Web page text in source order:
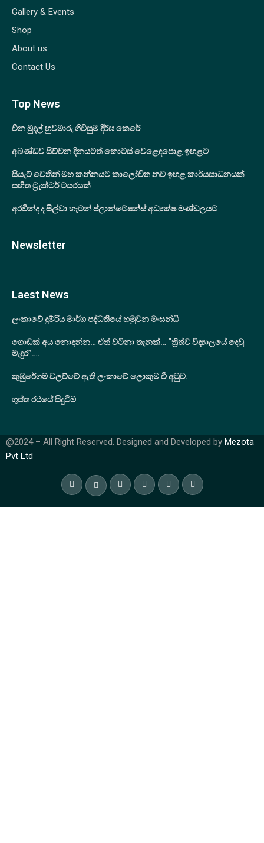
Gallery & Events
Shop
About us
Contact Us
Top News
චීන මුදල් හුවමාරු ගිවිසුම දීර්ඝ කෙරේ
අඛණ්ඩව සිව්වන දිනයටත් කොටස් වෙළෙඳපොළ ඉහළට
සියැට් වෙතින් මහ කන්නයට කාලෝචිත නව ඉහළ කාර්යසාධනයක්
සහිත ට්‍රැක්ටර් ටයරයක්
අරවින්ද ද සිල්වා හැටන් ප්ලාන්ටේෂන්ස් අධ්‍යක්ෂ මණ්ඩලයට
Newsletter
Laest News
ලංකාවේ දුම්රිය මාර්ග පද්ධතියේ හමුවන මංසන්ධි
ගොඩක් අය නොදන්න… ඒත් වටිනා තැනක්… “ත්‍රිත්ව විද්‍යාලයේ දෙවු
මැදුර”….
කුඹුරේගම වලව්වේ ඇති ලංකාවේ ලොකුම වී අටුව.
ගුප්ත රථයේ සිදුවීම
@2024 – All Right Reserved. Designed and Developed by Mezota
Pvt Ltd